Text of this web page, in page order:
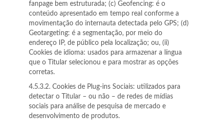
fanpage bem estruturada; (c) Geofencing: é o
conteúdo apresentado em tempo real conforme a
movimentação do internauta detectada pelo GPS; (d)
Geotargeting: é a segmentação, por meio do
endereço IP, de público pela localização; ou, (ii)
Cookies de idioma: usados para armazenar a língua
que o Titular selecionou e para mostrar as opções
corretas.
4.5.3.2. Cookies de Plug-ins Sociais: utilizados para
detectar o Titular – ou não – de redes de mídias
sociais para análise de pesquisa de mercado e
desenvolvimento de produtos.